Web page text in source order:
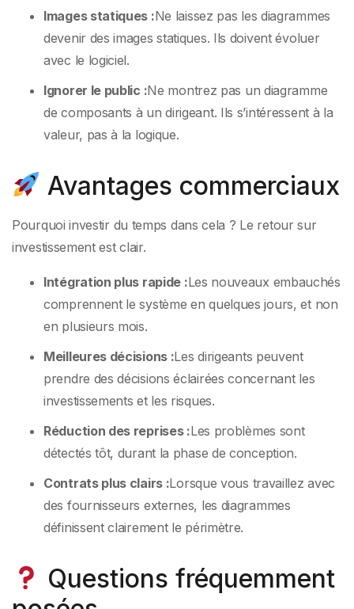
Images statiques :Ne laissez pas les diagrammes
devenir des images statiques. Ils doivent évoluer
avec le logiciel.
Ignorer le public :Ne montrez pas un diagramme
de composants à un dirigeant. Ils s’intéressent à la
valeur, pas à la logique.
Avantages commerciaux
Pourquoi investir du temps dans cela ? Le retour sur
investissement est clair.
Intégration plus rapide :Les nouveaux embauchés
comprennent le système en quelques jours, et non
en plusieurs mois.
Meilleures décisions :Les dirigeants peuvent
prendre des décisions éclairées concernant les
investissements et les risques.
Réduction des reprises :Les problèmes sont
détectés tôt, durant la phase de conception.
Contrats plus clairs :Lorsque vous travaillez avec
des fournisseurs externes, les diagrammes
définissent clairement le périmètre.
Questions fréquemment